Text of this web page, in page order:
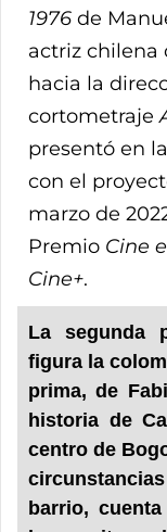
1976 de
actriz chilena
hacia la
cortometraje
presentó en
con el
marzo de
Premio Cine
Cine+.
La segunda
figura la
prima, de
historia de
centro de
barrio,